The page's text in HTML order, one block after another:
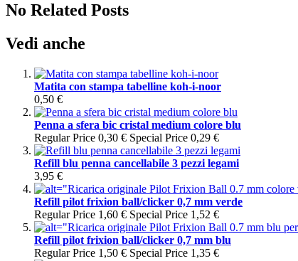
No Related Posts
Vedi anche
Matita con stampa tabelline koh-i-noor
0,50 €
Penna a sfera bic cristal medium colore blu
Regular Price 0,30 € Special Price 0,29 €
Refill blu penna cancellabile 3 pezzi legami
3,95 €
Refill pilot frixion ball/clicker 0,7 mm verde
Regular Price 1,60 € Special Price 1,52 €
Refill pilot frixion ball/clicker 0,7 mm blu
Regular Price 1,50 € Special Price 1,35 €